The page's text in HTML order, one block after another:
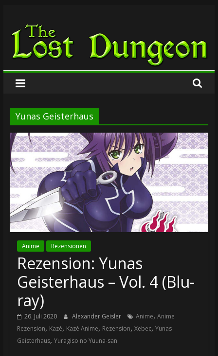
springen
The
Lost
Dungeon
Yunas Geisterhaus
Anime Rezensionen
Rezension: Yunas
Geisterhaus – Vol. 4 (Blu-
ray)
26. Juli 2020 Alexander Geisler Anime, Anime
Rezension, Kazé, Kazé Anime, Rezension, Xebec, Yunas
Geisterhaus, Yuragiso no Yuuna-san